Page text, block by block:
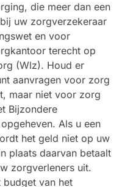
die meer dan een
uw zorgverzekeraar
en voor
terecht op
(Wlz). Houd er
aanvragen voor zorg
maar niet voor zorg
Bijzondere
Als u een
het geld niet op uw
plaats daarvan betaalt
zorgverleners uit.
van het